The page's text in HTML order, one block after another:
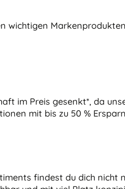
wichtigen
im Preis gesenkt*, da
mit bis zu 50 %
findest du dich nicht